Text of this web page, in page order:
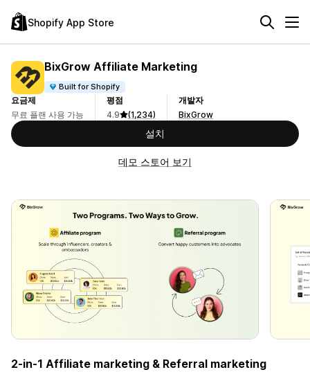
Shopify App Store
BixGrow Affiliate Marketing
Built for Shopify
요금제
무료 플랜 사용 가능
평점
4.9
(1,234)
개발자
BixGrow
설치
데모 스토어 보기
2-in-1 Affiliate marketing & Referral marketing